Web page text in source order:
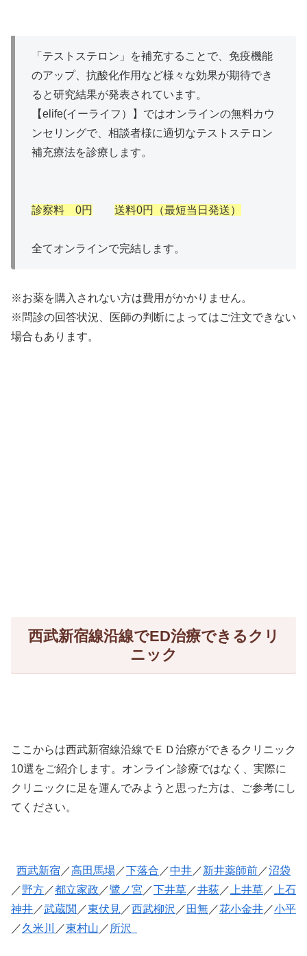
「テストステロン」を補充することで、免疫機能
のアップ、抗酸化作用など様々な効果が期待でき
ると研究結果が発表されています。
【elife(イーライフ）】ではオンラインの無料カウ
ンセリングで、相談者様に適切なテストステロン
補充療法を診療します。
診察料 0円 送料0円（最短当日発送）
全てオンラインで完結します。
※お薬を購入されない方は費用がかかりません。
※問診の回答状況、医師の判断によってはご注文できない
場合もあります。
西武新宿線沿線でED治療できるクリ
ニック
ここからは西武新宿線沿線でＥＤ治療ができるクリニック
10選をご紹介します。オンライン診療ではなく、実際に
クリニックに足を運んでみようと思った方は、ご参考にし
てください。
西武新宿 ／高田馬場 ／下落合 ／中井 ／新井薬師前 ／沼袋
／野方 ／都立家政 ／鷺ノ宮 ／下井草 ／井荻 ／ 上井草 ／ 上石
神井 ／武蔵関 ／東伏見 ／西武柳沢 ／ 田無 ／花小金井 ／小平
／久米川 ／東村山 ／ 所沢